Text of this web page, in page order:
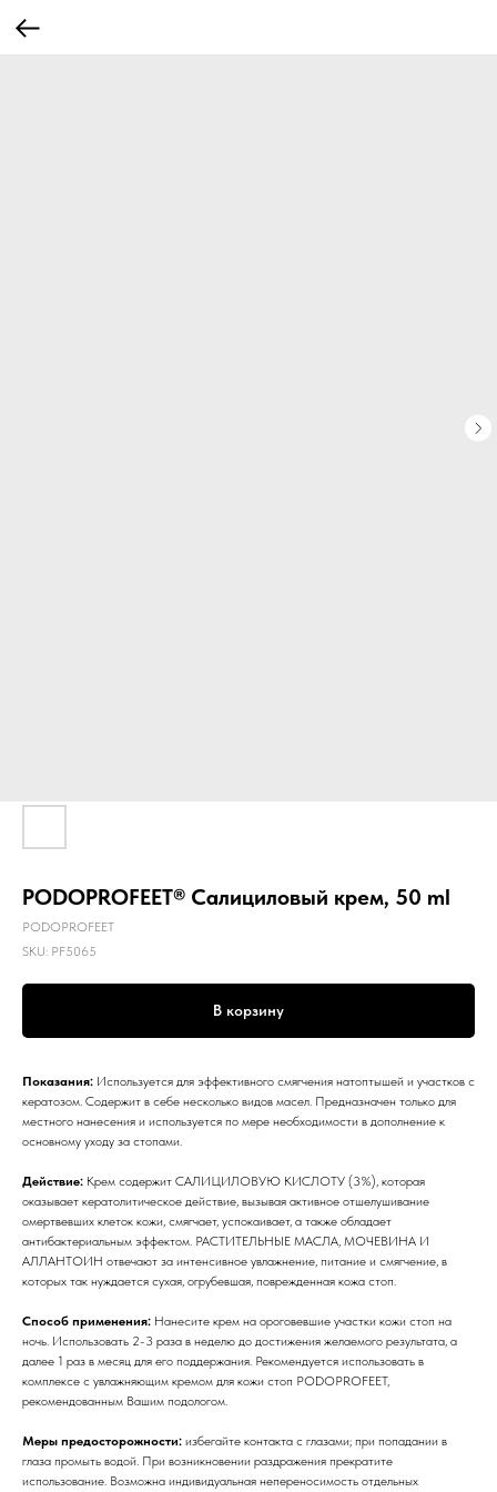
PODOPROFEET® Салициловый крем, 50 ml
PODOPROFEET
SKU: PF5065
В корзину
Показания: Используется для эффективного смягчения натоптышей и участков с
кератозом. Содержит в себе несколько видов масел. Предназначен только для
местного нанесения и используется по мере необходимости в дополнение к
основному уходу за стопами.
Действие: Крем содержит САЛИЦИЛОВУЮ КИСЛОТУ (3%), которая
оказывает кератолитическое действие, вызывая активное отшелушивание
омертвевших клеток кожи, смягчает, успокаивает, а также обладает
антибактериальным эффектом. РАСТИТЕЛЬНЫЕ МАСЛА, МОЧЕВИНА И
АЛЛАНТОИН отвечают за интенсивное увлажнение, питание и смягчение, в
которых так нуждается сухая, огрубевшая, поврежденная кожа стоп.
Способ применения: Нанесите крем на ороговевшие участки кожи стоп на
ночь. Использовать 2-3 раза в неделю до достижения желаемого результата, а
далее 1 раз в месяц для его поддержания. Рекомендуется использовать в
комплексе с увлажняющим кремом для кожи стоп PODOPROFEET,
рекомендованным Вашим подологом.
Меры предосторожности: избегайте контакта с глазами; при попадании в
глаза промыть водой. При возникновении раздражения прекратите
использование. Возможна индивидуальная непереносимость отдельных